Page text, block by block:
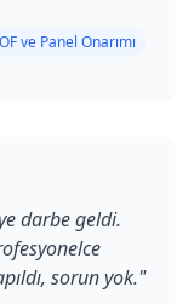
ve Panel Onarımı
darbe geldi.
sorun yok."